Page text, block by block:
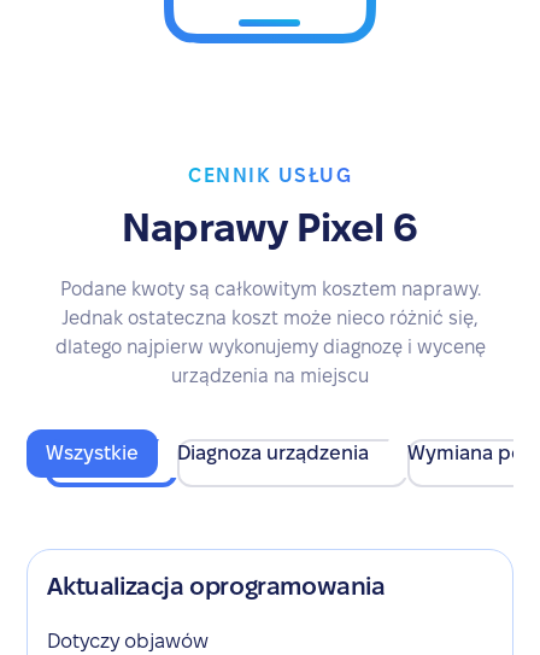
CENNIK USŁUG
Naprawy Pixel 6
Podane kwoty są całkowitym kosztem naprawy.
Jednak ostateczna koszt może nieco różnić się,
dlatego najpierw wykonujemy diagnozę i wycenę
urządzenia na miejscu
Wszystkie Diagnoza urządzenia Wymiana
Aktualizacja oprogramowania
Dotyczy objawów